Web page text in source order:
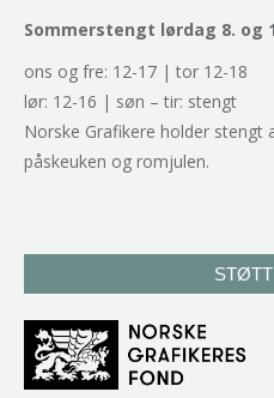
Sommerstengt lørdag 8. og
ons og fre: 12-17 | tor 12-18
lør: 12-16 | søn – tir: stengt
Norske Grafikere holder stengt
påskeuken og romjulen.